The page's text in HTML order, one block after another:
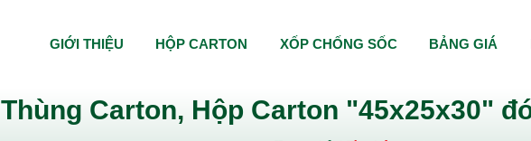
Thùng Carton, Hộp Carton "45x25x30"
GIỚI THIỆU HỘP CARTON XỐP CHỐNG SỐC BẢNG GIÁ